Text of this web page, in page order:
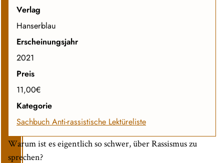
Verlag
Hanserblau
Erscheinungsjahr
2021
Preis
11,00€
Kategorie
Sachbuch Anti-rassistische Lektüreliste
Warum ist es eigentlich so schwer, über Rassismus zu
sprechen?